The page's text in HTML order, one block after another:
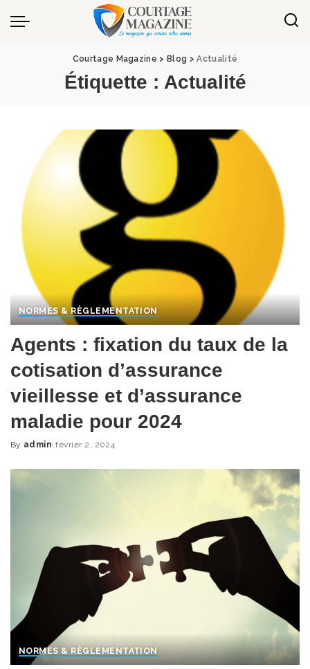
Panneau de gestion des cookies
Courtage Magazine > Blog >Actualité
Étiquette : Actualité
NORMES & RÈGLEMENTATION
Agents : fixation du taux de la
cotisation d’assurance
vieillesse et d’assurance
maladie pour 2024
Posted
By admin février 2, 2024
NORMES & RÈGLEMENTATION